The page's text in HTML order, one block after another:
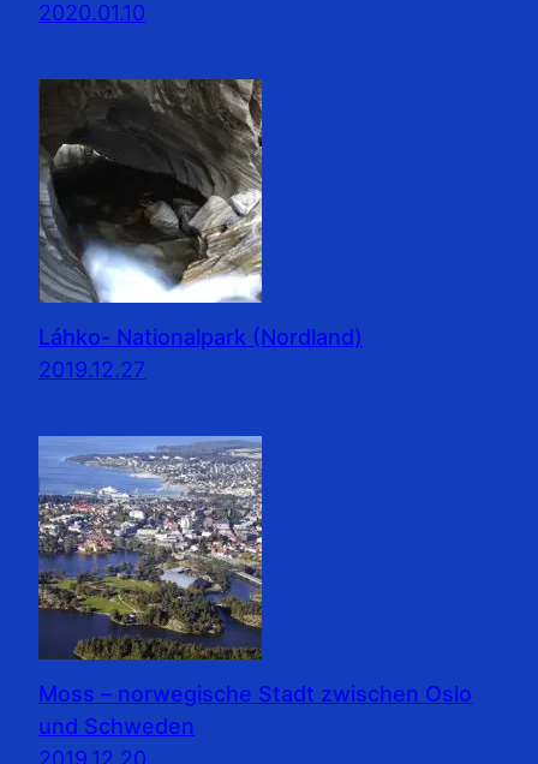
2020.01.10
Láhko- Nationalpark (Nordland)
2019.12.27
Moss – norwegische Stadt zwischen Oslo
und Schweden